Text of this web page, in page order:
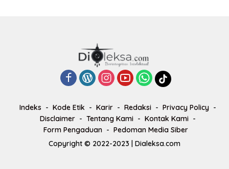
Indeks Kode Etik Karir Redaksi
Privacy Policy
Disclaimer
Tentang Kami
Kontak Kami
Form Pengaduan
Pedoman Media Siber
Copyright © 2022-2023 | Dialeksa.com